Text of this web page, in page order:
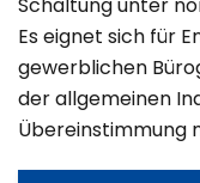
Es eignet sich für
gewerblichen
der allgemeinen
Übereinstimmung